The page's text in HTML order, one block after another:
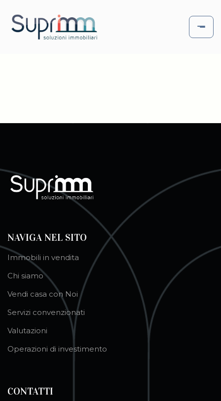
NAVIGA NEL SITO
Immobili in vendita
Chi siamo
Vendi casa con Noi
Servizi convenzionati
Valutazioni
Operazioni di investimento
CONTATTI